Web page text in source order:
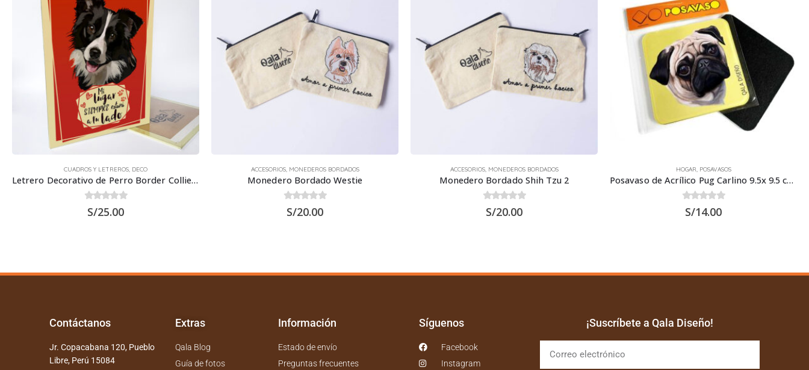
ACCESORIOS,MONEDEROS BORDADOS
Monedero Bordado Westie
out of 5
S/20.00
ACCESORIOS, MONEDEROS BORDADOS
Monedero Bordado Shih Tzu 2
out of 5
S/20.00
HOGAR,POSAVASOS
out of 5
S/14.00
HOGAR,TAZAS
Taza 11 oz. de Perro Bichón Maltés
out of 5
S/32.00
Contáctanos
Jr. Copacabana 120, Pueblo
Libre, Perú 15084
Extras
Qala Blog
Guía de fotos
Información
Estado de envío
Preguntas frecuentes
Síguenos
Facebook
Instagram
¡Suscríbete a Qala Diseño!